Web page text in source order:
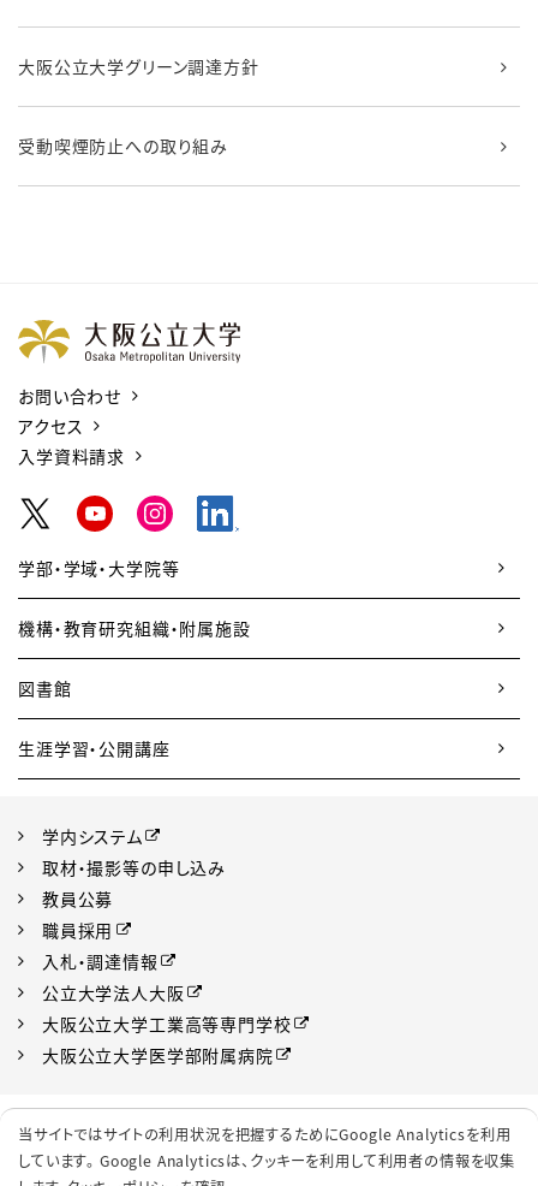
大阪公立大学グリーン調達方針
受動喫煙防止への取り組み
当サイトではサイトの利用状況を把握するためにGoogle Analyticsを利用
しています。 Google Analyticsは、 クッキーを利用して利用者の情報を収集
お問い合わせ
アクセス
入学資料請求
学部・学域・大学院等
機構・教育研究組織・附属施設
図書館
生涯学習・公開講座
学内システム
取材・撮影等の申し込み
教員公募
職員採用
入札・調達情報
公立大学法人大阪
大阪公立大学工業高等専門学校
大阪公立大学医学部附属病院
プライバシーポリシー
サイトポリシー
ソーシャルメディアポリシー
クッキーポリシー